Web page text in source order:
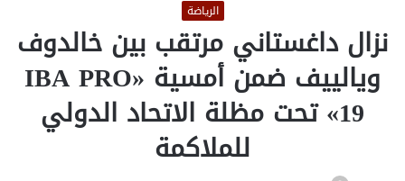
الرياضة
نزال داغستاني مرتقب بين خالدوف
ويالييف ضمن أمسية «IBA PRO
19» تحت مظلة الاتحاد الدولي
للملاكمة